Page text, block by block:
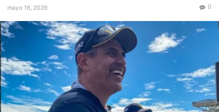
mayo 16, 2026 0